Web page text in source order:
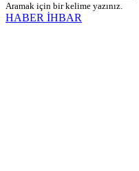
Aramak için bir kelime yazınız.
HABER İHBAR